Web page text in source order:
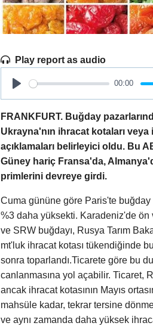
Play report as audio
Play
00:00
FRANKFURT. Buğday
Ukrayna'nın ihracat kotaları
açıklamaları belirleyici oldu. Bu
Güney hariç Fransa'da,
primlerini devreye girdi.
Cuma gününe göre Paris'te
%3 daha yüksekti. Karadeniz'de
ve SRW buğdayı, Rusya Tarım
mt'luk ihracat kotası tükendiğinde
sonra toparlandı.Ticarete göre bu
canlanmasına yol açabilir. Ticaret,
ancak ihracat kotasının Mayıs
mahsüle kadar, tekrar tersine
ve aynı zamanda daha yüksek